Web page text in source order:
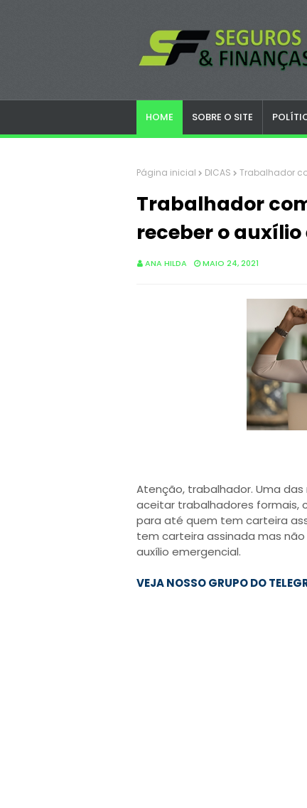
HOME SOBRE O SITE
Página inicial DICAS Trabalhador
Trabalhador
receber o
ANA HILDA MAIO 24, 2021
Atenção, trabalhador. Uma
aceitar trabalhadores formais,
para até quem tem carteira
tem carteira assinada mas
auxílio emergencial.
VEJA NOSSO GRUPO DO